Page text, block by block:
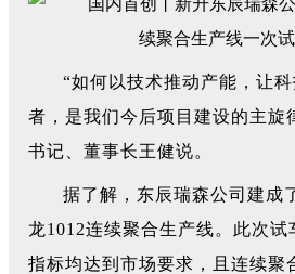
“如何以技术推动产能，让
者，是我们今后项目建设的主旋
书记、董事长王健说。
据了解，东辰瑞森公司建成
龙1012连续聚合生产线。此次试
指标均达到市场要求，且连续聚